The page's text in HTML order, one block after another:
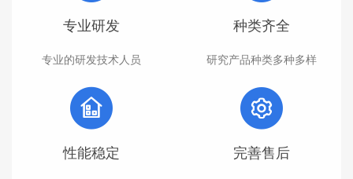
专业研发
专业的研发技术人员
种类齐全
研究产品种类多种多样
性能稳定 完善售后